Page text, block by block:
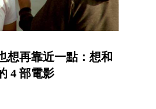
想再靠近一點：想和
4 部電影